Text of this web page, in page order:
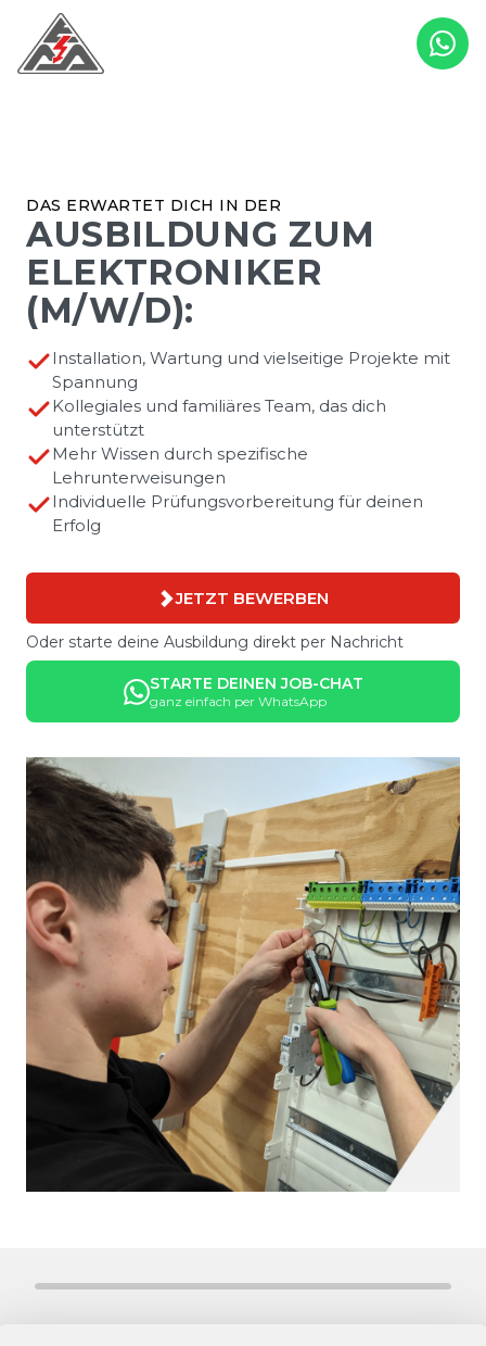
DAS ERWARTET DICH IN DER
AUSBILDUNG ZUM
ELEKTRONIKER
(M/W/D):
Installation, Wartung und vielseitige Projekte mit
Spannung
Kollegiales und familiäres Team, das dich
unterstützt
Mehr Wissen durch spezifische
Lehrunterweisungen
Individuelle Prüfungsvorbereitung für deinen
Erfolg
JETZT BEWERBEN
Oder starte deine Ausbildung direkt per Nachricht
STARTE DEINEN JOB-CHAT
ganz einfach per WhatsApp